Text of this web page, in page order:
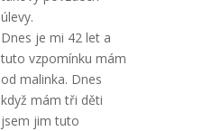
úlevy.
Dnes je mi 42 let a
tuto vzpomínku mám
od malinka. Dnes
když mám tři děti
jsem jim tuto